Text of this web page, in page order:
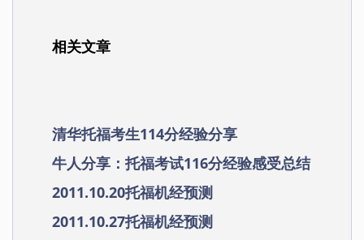
相关文章
清华托福考生114分经验分享
牛人分享：托福考试116分经验感受总结
2011.10.20托福机经预测
2011.10.27托福机经预测